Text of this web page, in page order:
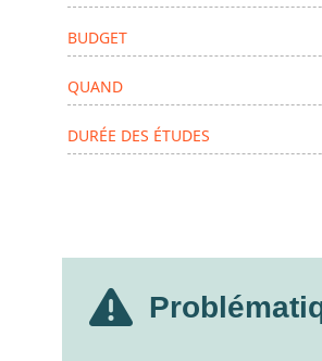
BUDGET
QUAND
DURÉE DES ÉTUDES